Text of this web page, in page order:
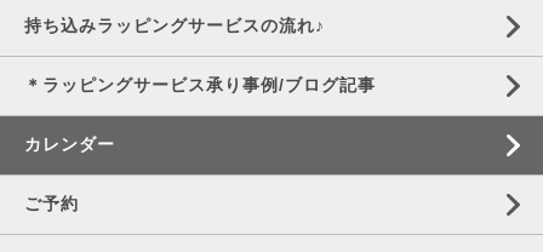
持ち込みラッピングサービスの流れ♪
＊ラッピングサービス承り事例/ブログ記事
カレンダー
ご予約